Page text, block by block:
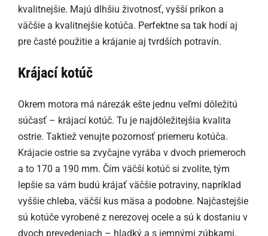
kvalitnejšie. Majú dlhšiu životnosť, vyšší príkon a
väčšie a kvalitnejšie kotúča. Perfektne sa tak hodí aj
pre časté použitie a krájanie aj tvrdších potravín.
Krájací kotúč
Okrem motora má nárezák ešte jednu veľmi dôležitú
súčasť – krájací kotúč. Tu je najdôležitejšia kvalita
ostrie. Taktiež venujte pozornosť priemeru kotúča.
Krájacie ostrie sa zvyčajne vyrába v dvoch priemeroch
a to 170 a 190 mm. Čím väčší kotúč si zvolíte, tým
lepšie sa vám budú krájať väčšie potraviny, napríklad
vyššie chleba, väčší kus mäsa a podobne. Najčastejšie
sú kotúče vyrobené z nerezovej ocele a sú k dostaniu v
dvoch prevedeniach – hladký a s jemnými zúbkami.